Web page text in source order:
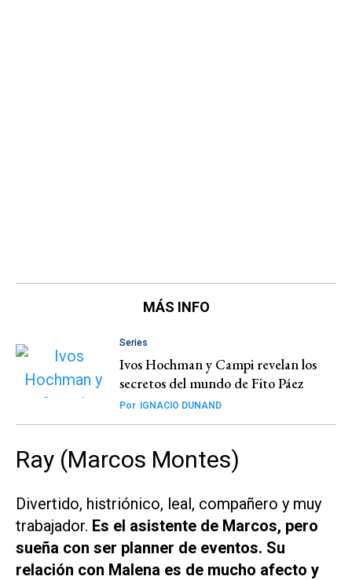
MÁS INFO
Series
Ivos Hochman y Campi revelan los
secretos del mundo de Fito Páez
Por IGNACIO DUNAND
Ray (Marcos Montes)
Divertido, histriónico, leal, compañero y muy
trabajador. Es el asistente de Marcos, pero
sueña con ser planner de eventos. Su
relación con Malena es de mucho afecto y